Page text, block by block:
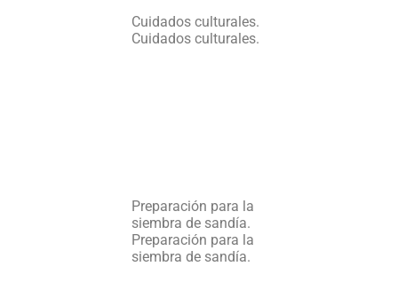
Cuidados culturales.
Cuidados culturales.
Preparación para la
siembra de sandía.
Preparación para la
siembra de sandía.